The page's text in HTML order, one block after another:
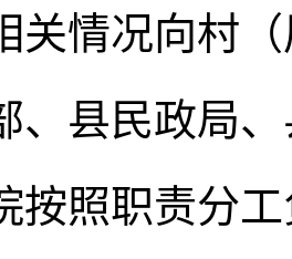
关情况向村
、县民政局
按照职责分